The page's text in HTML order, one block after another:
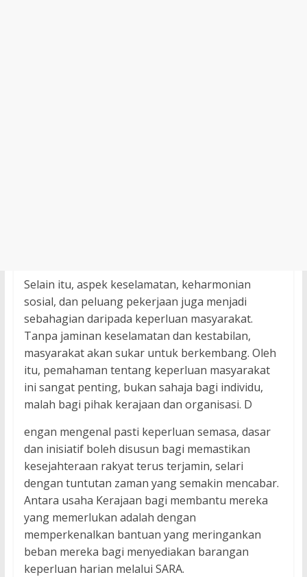
Selain itu, aspek keselamatan, keharmonian
sosial, dan peluang pekerjaan juga menjadi
sebahagian daripada keperluan masyarakat.
Tanpa jaminan keselamatan dan kestabilan,
masyarakat akan sukar untuk berkembang. Oleh
itu, pemahaman tentang keperluan masyarakat
ini sangat penting, bukan sahaja bagi individu,
malah bagi pihak kerajaan dan organisasi. D
engan mengenal pasti keperluan semasa, dasar
dan inisiatif boleh disusun bagi memastikan
kesejahteraan rakyat terus terjamin, selari
dengan tuntutan zaman yang semakin mencabar.
Antara usaha Kerajaan bagi membantu mereka
yang memerlukan adalah dengan
memperkenalkan bantuan yang meringankan
beban mereka bagi menyediakan barangan
keperluan harian melalui SARA.